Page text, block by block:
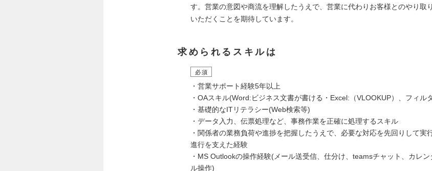
す。営業の意図や商流を理解したうえで、営業に代わりお客様とのやり取
いただくことを期待しています。
求められるスキルは
必須
・営業サポート経験5年以上
・OAスキル(Word:ビジネス文書が書ける・Excel:（VLOOKUP）、フィル
・基礎的なITリテラシー(Web検索等)
・データ入力、伝票処理など、事務作業を正確に処理するスキル
・関係者の業務負荷や進捗を把握したうえで、必要な対応を先回りして実
進行を支えた経験
・MS Outlookの操作経験(メール送受信、仕分け、teamsチャット、カレ
ル操作)